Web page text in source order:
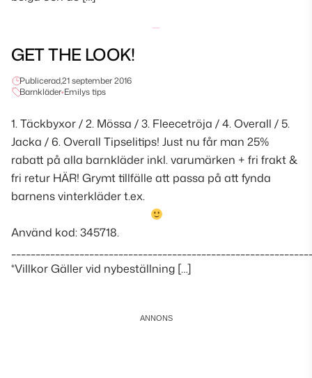
GET THE LOOK!
Publicerad,21 september 2016
Barnkläder•Emilys tips
1. Täckbyxor / 2. Mössa / 3. Fleecetröja / 4. Overall / 5.
Jacka / 6. Overall Tipselitips! Just nu får man 25%
rabatt på alla barnkläder inkl. varumärken + fri frakt &
fri retur HÄR! Grymt tillfälle att passa på att fynda
barnens vinterkläder t.ex.
Använd kod: 345718.
*Villkor Gäller vid nybeställning […]